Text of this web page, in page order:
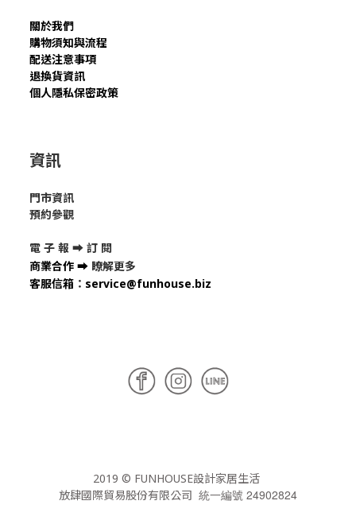
關於我們
購物須知與流程
配送注意事項
退換貨資訊
個人隱私保密政策
資訊
門市資訊
預約參觀
電 子 報 ➡ 訂 閱
商業合作 ➡ 瞭解更多
客服信箱 ： service@funhouse.biz
2019 © FUNHOUSE設計家居生活
放肆國際貿易股份有限公司 統一編號 24902824